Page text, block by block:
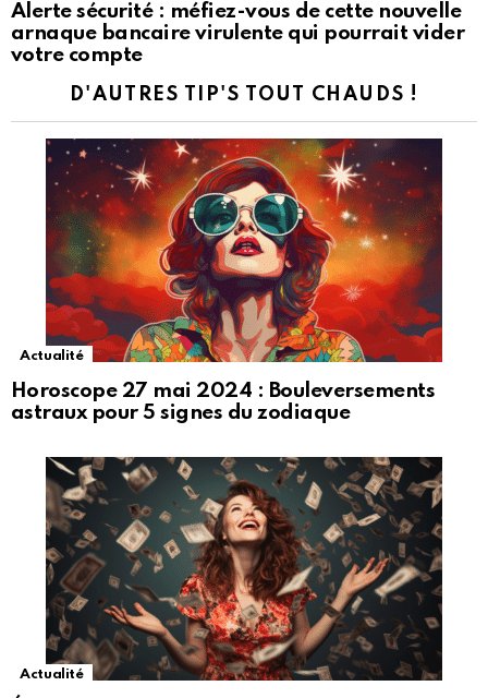
Alerte sécurité : méfiez-vous de cette nouvelle
arnaque bancaire virulente qui pourrait vider
votre compte
D'AUTRES TIP'S TOUT CHAUDS !
Actualité
Horoscope 27 mai 2024 : Bouleversements
astraux pour 5 signes du zodiaque
Actualité